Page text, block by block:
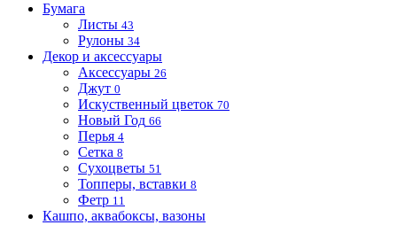
Бумага
Листы 43
Рулоны 34
Декор и аксессуары
Аксессуары 26
Джут 0
Искуственный цветок 70
Новый Год 66
Перья 4
Сетка 8
Сухоцветы 51
Топперы, вставки 8
Фетр 11
Кашпо, аквабоксы, вазоны